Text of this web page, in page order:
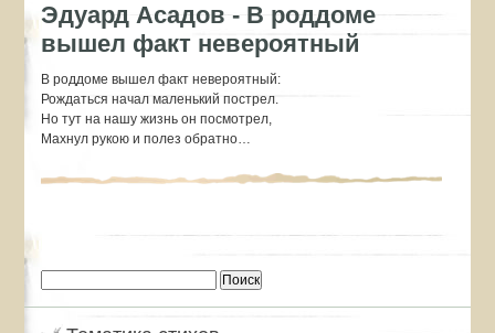
Эдуард Асадов - В роддоме
вышел факт невероятный
В роддоме вышел факт невероятный:
Рождаться начал маленький пострел.
Но тут на нашу жизнь он посмотрел,
Махнул рукою и полез обратно…